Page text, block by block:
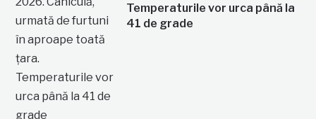
Temperaturile vor urca până la
41 de grade